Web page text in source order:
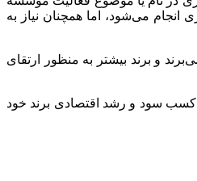
می‌شود، اما همچنان نیاز به
و برند بیشتر به منظور ارتقای
کسب سود و رشد اقتصادی برند خود